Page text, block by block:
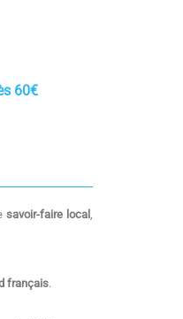
60€
savoir-faire local
français.